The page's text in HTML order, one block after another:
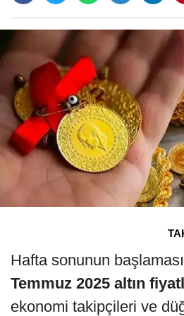
Hafta sonunun
Temmuz 2025 altın
ekonomi takipçileri ve